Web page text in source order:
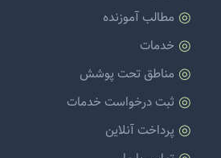
مطالب آموزنده
خدمات
مناطق تحت پوشش
ثبت درخواست خدمات
پرداخت آنلاین